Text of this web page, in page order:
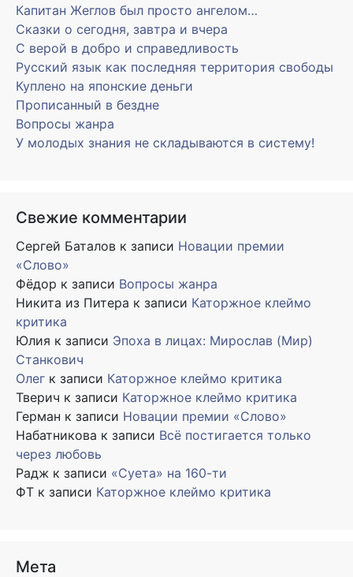
Капитан Жеглов был просто ангелом…
Сказки о сегодня, завтра и вчера
С верой в добро и справедливость
Русский язык как последняя территория свободы
Куплено на японские деньги
Прописанный в бездне
Вопросы жанра
У молодых знания не складываются в систему!
Свежие комментарии
Сергей Баталов к записи Новации премии
«Слово»
Фёдор к записи Вопросы жанра
Никита из Питера к записи Каторжное клеймо
критика
Юлия к записи Эпоха в лицах: Мирослав (Мир)
Станкович
Олег к записи Каторжное клеймо критика
Тверич к записи Каторжное клеймо критика
Герман к записи Новации премии «Слово»
Набатникова к записи Всё постигается только
через любовь
Радж к записи «Суета» на 160-ти
ФТ к записи Каторжное клеймо критика
Мета